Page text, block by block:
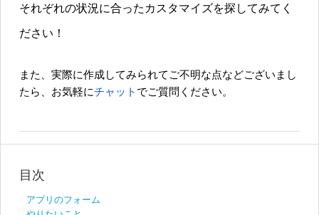
それぞれの状況に合ったカスタマイズを探してみてく
ださい！
また、実際に作成してみられてご不明な点などございまし
たら、お気軽にチャット でご質問ください。
目次
アプリのフォーム